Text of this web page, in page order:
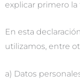
explicar primero
En esta
utilizamos, entre
a) Datos